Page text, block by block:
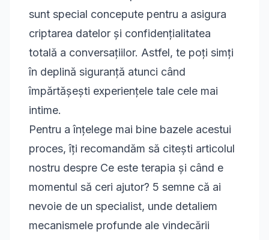
sunt special concepute pentru a asigura
criptarea datelor și confidențialitatea
totală a conversațiilor. Astfel, te poți simți
în deplină siguranță atunci când
împărtășești experiențele tale cele mai
intime.
Pentru a înțelege mai bine bazele acestui
proces, îți recomandăm să citești articolul
nostru despre Ce este terapia și când e
momentul să ceri ajutor? 5 semne că ai
nevoie de un specialist, unde detaliem
mecanismele profunde ale vindecării